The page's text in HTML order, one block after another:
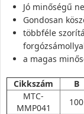
Jó minőségű
Gondosan
többféle
a magas
Cikkszám B
MTC-
MMP041
100